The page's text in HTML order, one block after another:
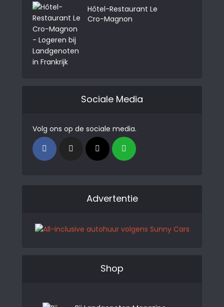
Hôtel-Restaurant Le
Cro-Magnon
Sociale Media
Volg ons op de sociale media.
Advertentie
Shop